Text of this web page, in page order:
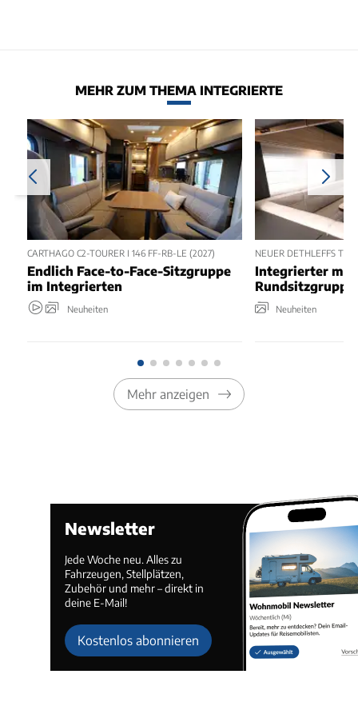
MEHR ZUM THEMA INTEGRIERTE
CARTHAGO C2-TOURER I 146 FF-RB-LE (2027)
Endlich Face-to-Face-Sitzgruppe
im Integrierten
Neuheiten
NEUER DETHLEFFS
Integrierter mit
Neuheiten
Mehr anzeigen
Newsletter
Jede Woche neu. Alles zu
Fahrzeugen, Stellplätzen,
Zubehör und mehr – direkt in
deine E-Mail!
Kostenlos abonnieren